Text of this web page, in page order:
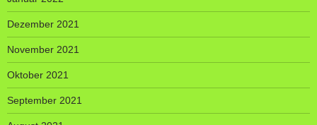
Dezember 2021
November 2021
Oktober 2021
September 2021